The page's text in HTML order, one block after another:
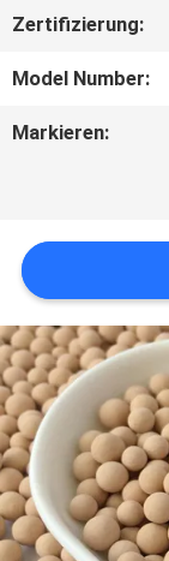
ÜBER
KONTAKT
Zertifizierung:
Model Number:
Markieren: